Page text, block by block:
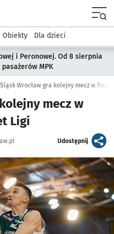
podserwis: Sport i rekreacja
Obiekty Dla dzieci
i Peronowej. Od 8 sierpnia
MPK
Śląsk Wrocław gra kolejny mecz w
mecz w
Ligi
Udostępnijartykuł